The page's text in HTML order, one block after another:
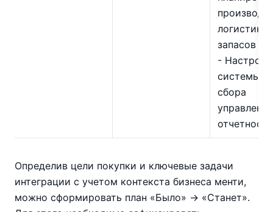
логистики
запасов
-
системы
сбора
отчетности
Определив цели покупки и ключевые задачи
интеграции с учетом контекста бизнеса менти,
можно сформировать план «Было» → «Станет».